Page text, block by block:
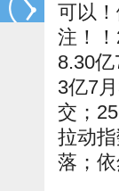
可以
注！
8.30
3亿7
交；
拉动
落；